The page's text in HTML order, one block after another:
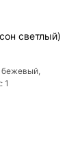
светлый)
бежевый,
1